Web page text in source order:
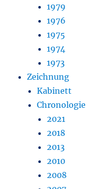
1979
1976
1975
1974
1973
Zeichnung
Kabinett
Chronologie
2021
2018
2013
2010
2008